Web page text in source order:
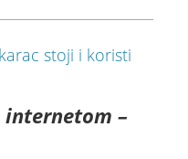
internetom –